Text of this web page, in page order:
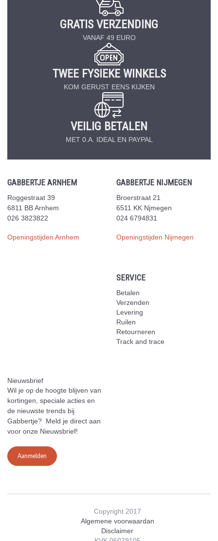
GRATIS VERZENDING
VANAF 49 EURO
TWEE FYSIEKE WINKELS
KOM GERUST EENS KIJKEN
VEILIG BETALEN
MET 0.A. IDEAL EN PAYPAL
GABBERTJE ARNHEM
Roggestraat 39
6811 BB Arnhem
026 3823822
Openingstijden Arnhem
GABBERTJE NIJMEGEN
Broerstraat 21
6511 KK Njmegen
024 6794831
Openingstijden Nijmegen
SERVICE
Betalen
Verzenden
Levering
Ruilen
Retourneren
Track and trace
Nieuwsbrief
Wil je op de hoogte blijven van
kortingen, speciale acties en
de nieuwste trends bij
Gabbertje? Meld je direct aan
voor onze Nieuwsbrief!
Aanmelden
Copyright 2017
Algemene voorwaardan
Disclaimer